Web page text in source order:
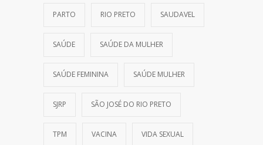
PARTO RIO PRETO SAUDAVEL
SAÚDE SAÚDE DA MULHER
SAÚDE FEMININA SAÚDE MULHER
SJRP SÃO JOSÉ DO RIO PRETO
TPM VACINA VIDA SEXUAL